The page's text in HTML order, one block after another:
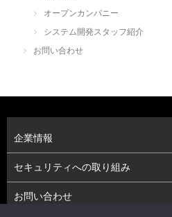
オープンカンパニー
システム開発スタッフ紹介
お問い合わせ
企業情報
セキュリティへの取り組み
お問い合わせ